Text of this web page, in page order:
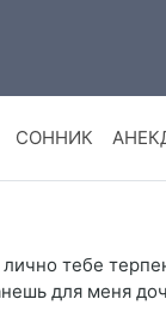
СОННИК
тебе
для меня